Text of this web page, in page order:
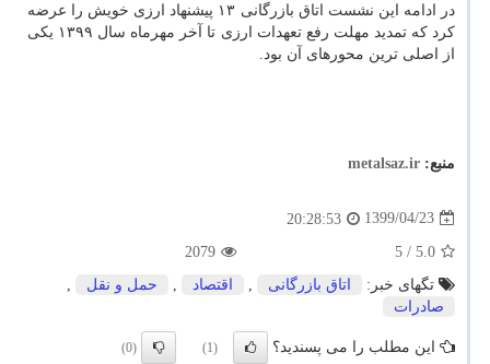
در ادامه این نشست اتاق بازرگانی ۱۳ پیشنهاد ارزی خویش را عرضه
کرد که تمدید مهلت رفع تعهدات ارزی تا آخر مهرماه سال ۱۳۹۹ یکی
از اصلی ترین محورهای آن بود.
منبع: metalsaz.ir
1399/04/23
20:28:53
5.0
/ 5
2079
تگهای خبر:
اتاق بازرگانی , اقتصاد , حمل و نقل
,
صادرات
این مطلب را می پسندید؟ (1)
(0)